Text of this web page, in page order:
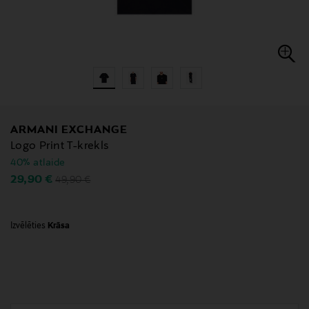
ARMANI EXCHANGE
Logo Print T-krekls
40% atlaide
Discounted Price
29,90 € Original Price
49,90 €
Izvēlēties Krāsa